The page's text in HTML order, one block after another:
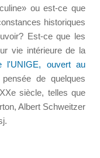
ou est-ce que
historiques
Est-ce que les
vie intérieure de la
l'UNIGE, ouvert au
de quelques
siècle, telles que
Albert Schweitzer